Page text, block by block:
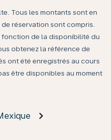
Tous les montants sont en
réservation sont compris.
fonction de la disponibilité du
obtenez la référence de
ont été enregistrés au cours
être disponibles au moment